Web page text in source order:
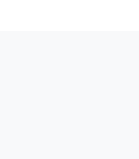
Trends aus 2026 für